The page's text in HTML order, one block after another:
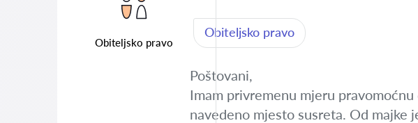
Obiteljsko pravo
Obiteljsko pravo
Poštovani,
Imam privremenu mjeru
navedeno mjesto susreta. Od majke